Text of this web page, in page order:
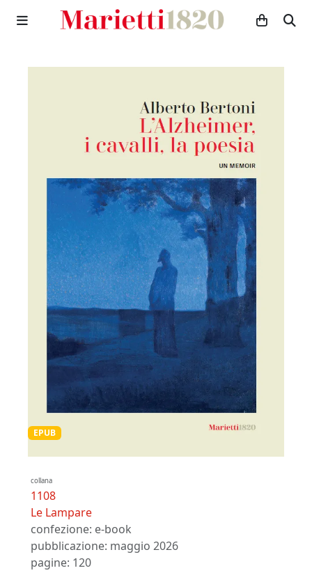
EPUB
collana
1108
Le Lampare
confezione: e-book
pubblicazione: maggio 2026
pagine: 120